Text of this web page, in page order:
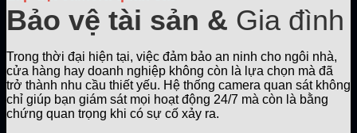
Bảo vệ tài sản & Gia đình
Trong thời đại hiện tại, việc đảm bảo an ninh cho ngôi nhà,
cửa hàng hay doanh nghiệp không còn là lựa chọn mà đã
trở thành nhu cầu thiết yếu. Hệ thống camera quan sát không
chỉ giúp bạn giám sát mọi hoạt động 24/7 mà còn là bằng
chứng quan trọng khi có sự cố xảy ra.